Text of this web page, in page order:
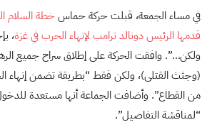
في مساء الجمعة، قبلت حركة حماس
قدمها الرئيس دونالد ترامب لإنهاء الحرب في غزة،
ولكن…”. وافقت الحركة على إطلاق سراح جميع
(وجثث القتلى)، ولكن فقط “بطريقة تضمن إنهاء
من القطاع”. وأضافت الجماعة أنها مستعدة
“لمناقشة التفاصيل”.